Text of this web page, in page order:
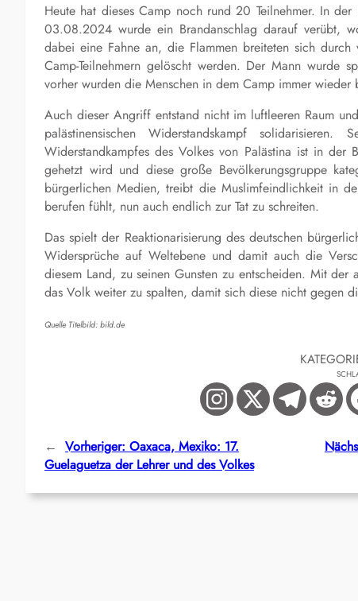
Heute hat dieses Camp noch rund 20 Teilnehmer. In
03.08.2024 wurde ein Brandanschlag darauf verübt,
dabei eine Fahne an, die Flammen breiteten sich
Camp-Teilnehmern gelöscht werden. Der Mann
vorher wurden die Menschen in dem Camp immer wieder
Auch dieser Angriff entstand nicht im luftleeren Raum
palästinensischen Widerstandskampf
Widerstandkampfes des Volkes von Palästina ist in der
gehetzt wird und diese große Bevölkerungsgruppe
bürgerlichen Medien, treibt die Muslimfeindlichkeit in
berufen fühlt, nun auch endlich zur Tat zu schreiten.
Das spielt der Reaktionarisierung des deutschen
Widersprüche auf Weltebene und damit auch die
diesem Land, zu seinen Gunsten zu entscheiden. Mit
das Volk weiter zu spalten, damit sich diese nicht gegen
Quelle Titelbild: bild.de
← Vorheriger: Oaxaca, Mexiko: 17.
Guelaguetza der Lehrer und des Volkes